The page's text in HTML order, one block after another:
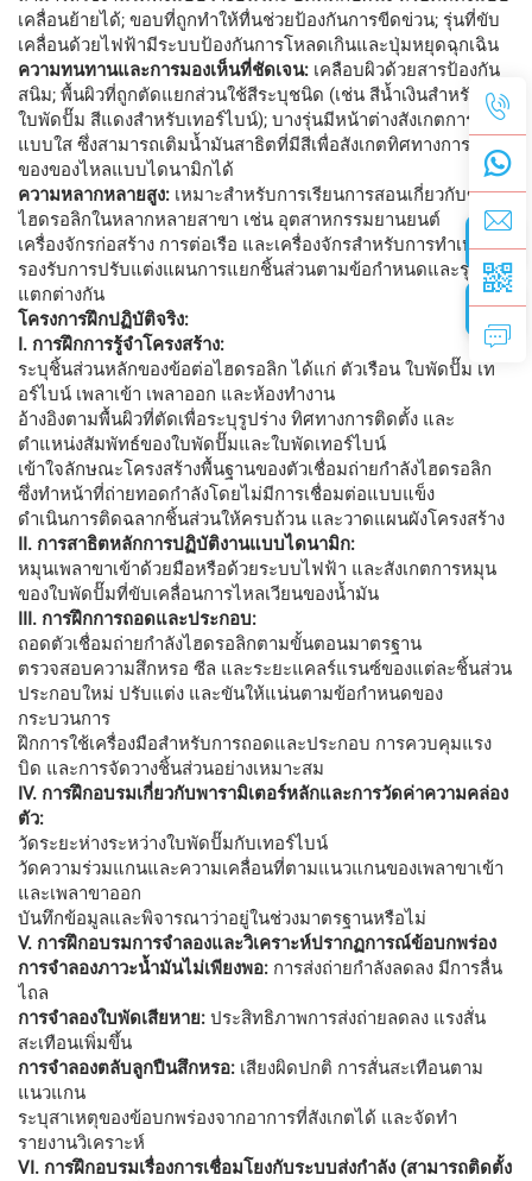
เคลื่อนย้ายได้; ขอบที่ถูกทำให้ทื่นช่วยป้องกันการขีดข่วน; รุ่นที่ขับ
เคลื่อนด้วยไฟฟ้ามีระบบป้องกันการโหลดเกินและปุ่มหยุดฉุกเฉิน
ความทนทานและการมองเห็นที่ชัดเจน: เคลือบผิวด้วยสารป้องกัน
สนิม; พื้นผิวที่ถูกตัดแยกส่วนใช้สีระบุชนิด (เช่น สีน้ำเงินสำหรับ
ใบพัดปั๊ม สีแดงสำหรับเทอร์ไบน์); บางรุ่นมีหน้าต่างสังเกตการณ์
แบบใส ซึ่งสามารถเติมน้ำมันสาธิตที่มีสีเพื่อสังเกตทิศทางการไหล
ของของไหลแบบไดนามิกได้
ความหลากหลายสูง: เหมาะสำหรับการเรียนการสอนเกี่ยวกับข้อต่อ
ไฮดรอลิกในหลากหลายสาขา เช่น อุตสาหกรรมยานยนต์
เครื่องจักรก่อสร้าง การต่อเรือ และเครื่องจักรสำหรับการทำเหมือง;
รองรับการปรับแต่งแผนการแยกชิ้นส่วนตามข้อกำหนดและรุ่นที่
แตกต่างกัน
โครงการฝึกปฏิบัติจริง:
I. การฝึกการรู้จำโครงสร้าง:
ระบุชิ้นส่วนหลักของข้อต่อไฮดรอลิก ได้แก่ ตัวเรือน ใบพัดปั๊ม เท
อร์ไบน์ เพลาเข้า เพลาออก และห้องทำงาน
อ้างอิงตามพื้นผิวที่ตัดเพื่อระบุรูปร่าง ทิศทางการติดตั้ง และ
ตำแหน่งสัมพัทธ์ของใบพัดปั๊มและใบพัดเทอร์ไบน์
เข้าใจลักษณะโครงสร้างพื้นฐานของตัวเชื่อมถ่ายกำลังไฮดรอลิก
ซึ่งทำหน้าที่ถ่ายทอดกำลังโดยไม่มีการเชื่อมต่อแบบแข็ง
ดำเนินการติดฉลากชิ้นส่วนให้ครบถ้วน และวาดแผนผังโครงสร้าง
II. การสาธิตหลักการปฏิบัติงานแบบไดนามิก:
หมุนเพลาขาเข้าด้วยมือหรือด้วยระบบไฟฟ้า และสังเกตการหมุน
ของใบพัดปั๊มที่ขับเคลื่อนการไหลเวียนของน้ำมัน
III. การฝึกการถอดและประกอบ:
ถอดตัวเชื่อมถ่ายกำลังไฮดรอลิกตามขั้นตอนมาตรฐาน
ตรวจสอบความสึกหรอ ซีล และระยะแคลร์แรนซ์ของแต่ละชิ้นส่วน
ประกอบใหม่ ปรับแต่ง และขันให้แน่นตามข้อกำหนดของ
กระบวนการ
ฝึกการใช้เครื่องมือสำหรับการถอดและประกอบ การควบคุมแรง
บิด และการจัดวางชิ้นส่วนอย่างเหมาะสม
IV. การฝึกอบรมเกี่ยวกับพารามิเตอร์หลักและการวัดค่าความคล่อง
ตัว:
วัดระยะห่างระหว่างใบพัดปั๊มกับเทอร์ไบน์
วัดความร่วมแกนและความเคลื่อนที่ตามแนวแกนของเพลาขาเข้า
และเพลาขาออก
บันทึกข้อมูลและพิจารณาว่าอยู่ในช่วงมาตรฐานหรือไม่
V. การฝึกอบรมการจำลองและวิเคราะห์ปรากฏการณ์ข้อบกพร่อง
การจำลองภาวะน้ำมันไม่เพียงพอ: การส่งถ่ายกำลังลดลง มีการลื่น
ไถล
การจำลองใบพัดเสียหาย: ประสิทธิภาพการส่งถ่ายลดลง แรงสั่น
สะเทือนเพิ่มขึ้น
การจำลองตลับลูกปืนสึกหรอ: เสียงผิดปกติ การสั่นสะเทือนตาม
แนวแกน
ระบุสาเหตุของข้อบกพร่องจากอาการที่สังเกตได้ และจัดทำ
รายงานวิเคราะห์
VI. การฝึกอบรมเรื่องการเชื่อมโยงกับระบบส่งกำลัง (สามารถติดตั้ง